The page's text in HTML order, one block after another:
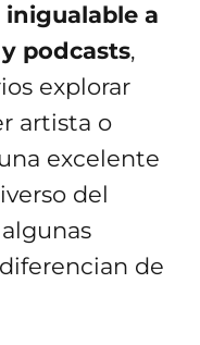
inigualable a
podcasts,
explorar
artista o
excelente
del
de